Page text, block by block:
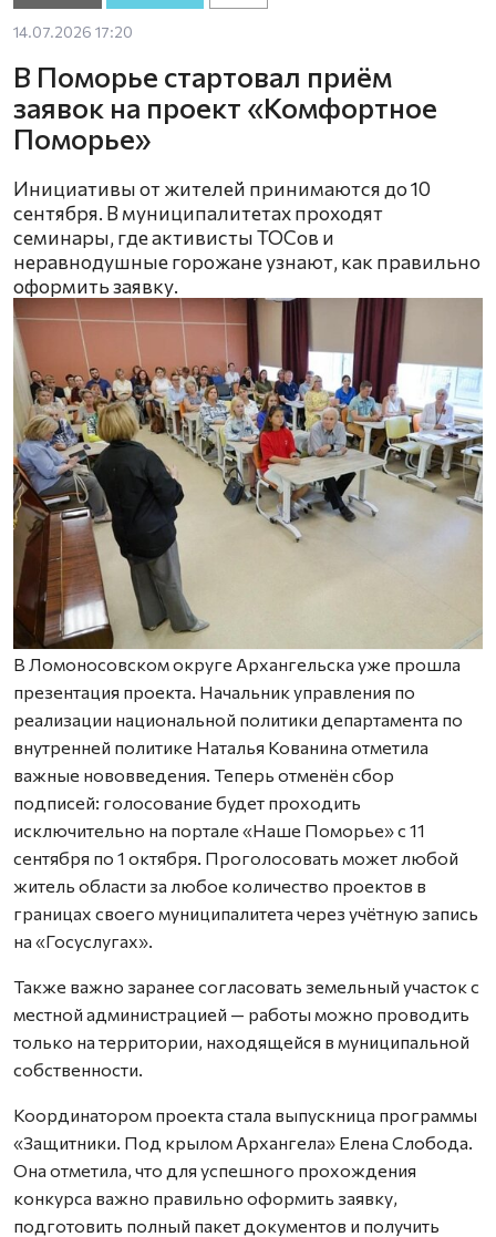
14.07.2026 17:20
В Поморье стартовал приём
заявок на проект «Комфортное
Поморье»
Инициативы от жителей принимаются до 10
сентября. В муниципалитетах проходят
семинары, где активисты ТОСов и
неравнодушные горожане узнают, как правильно
оформить заявку.
В Ломоносовском округе Архангельска уже прошла
презентация проекта. Начальник управления по
реализации национальной политики департамента по
внутренней политике Наталья Кованина отметила
важные нововведения. Теперь отменён сбор
подписей: голосование будет проходить
исключительно на портале «Наше Поморье» с 11
сентября по 1 октября. Проголосовать может любой
житель области за любое количество проектов в
границах своего муниципалитета через учётную запись
на «Госуслугах».
Также важно заранее согласовать земельный участок с
местной администрацией — работы можно проводить
только на территории, находящейся в муниципальной
собственности.
Координатором проекта стала выпускница программы
«Защитники. Под крылом Архангела» Елена Слобода.
Она отметила, что для успешного прохождения
конкурса важно правильно оформить заявку,
подготовить полный пакет документов и получить